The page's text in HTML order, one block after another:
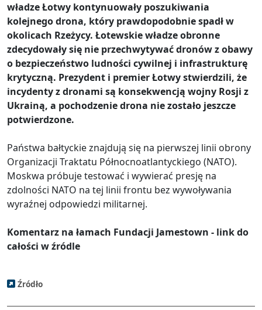
władze Łotwy kontynuowały poszukiwania
kolejnego drona, który prawdopodobnie spadł w
okolicach Rzeżycy. Łotewskie władze obronne
zdecydowały się nie przechwytywać dronów z obawy
o bezpieczeństwo ludności cywilnej i infrastrukturę
krytyczną. Prezydent i premier Łotwy stwierdzili, że
incydenty z dronami są konsekwencją wojny Rosji z
Ukrainą, a pochodzenie drona nie zostało jeszcze
potwierdzone.
Państwa bałtyckie znajdują się na pierwszej linii obrony
Organizacji Traktatu Północnoatlantyckiego (NATO).
Moskwa próbuje testować i wywierać presję na
zdolności NATO na tej linii frontu bez wywoływania
wyraźnej odpowiedzi militarnej.
Komentarz na łamach Fundacji Jamestown - link do
całości w źródle
Źródło